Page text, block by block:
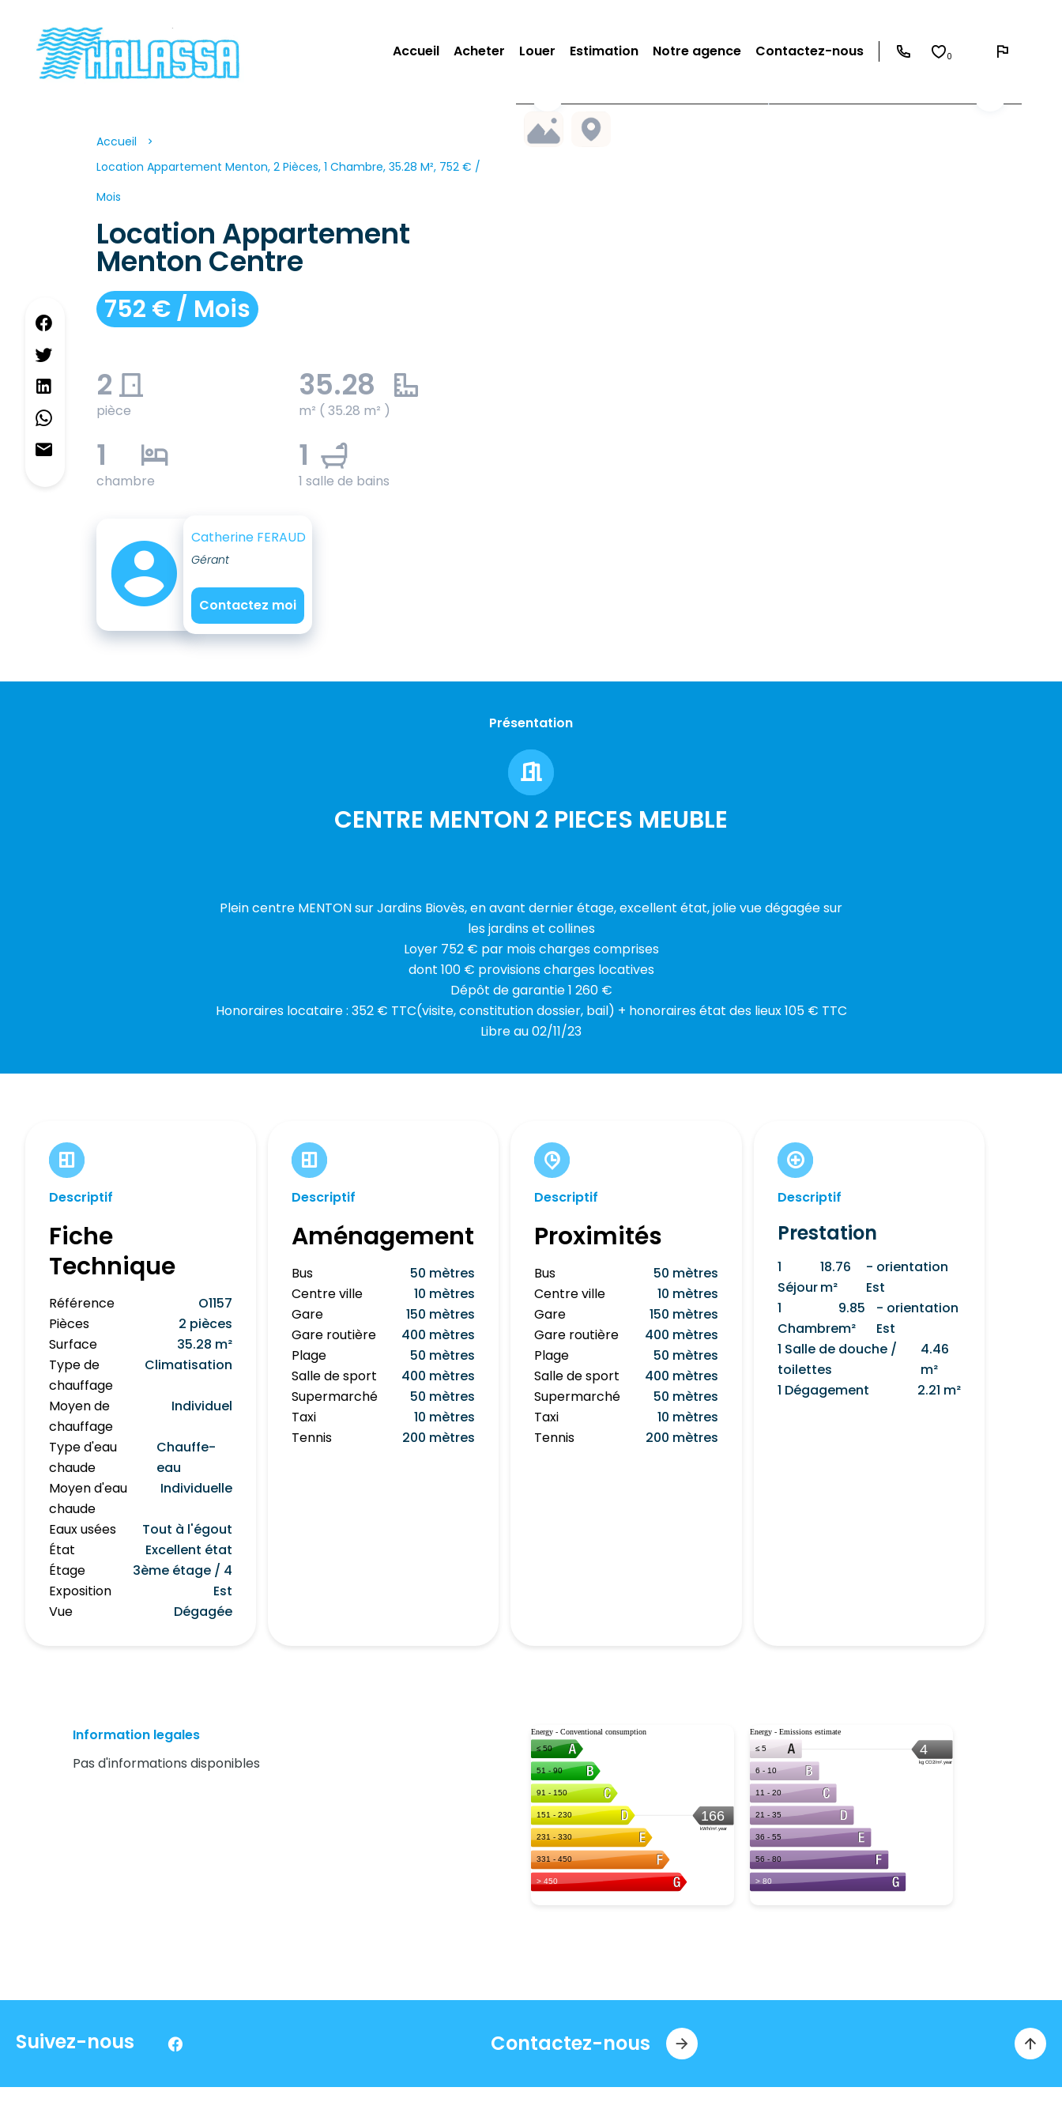
Accueil Acheter Louer Estimation Notre agence Contactez-nous 0
Accueil
Location Appartement Menton, 2 Pièces, 1 Chambre, 35.28 M², 752 € /
Mois
Location Appartement
Menton Centre
752 € / Mois
2
pièce
35.28
m² ( 35.28 m² )
1
chambre
1
1 salle de bains
Catherine FERAUD
Gérant
Contactez moi
Présentation
CENTRE MENTON 2 PIECES MEUBLE
Plein centre MENTON sur Jardins Biovès, en avant dernier étage, excellent état, jolie vue dégagée sur
les jardins et collines
Loyer 752 € par mois charges comprises
dont 100 € provisions charges locatives
Dépôt de garantie 1 260 €
Honoraires locataire : 352 € TTC(visite, constitution dossier, bail) + honoraires état des lieux 105 € TTC
Libre au 02/11/23
Descriptif
Fiche
Technique
Référence
O1157
Pièces
2 pièces
Surface
35.28 m²
Type de
chauffage
Climatisation
Moyen de
chauffage
Individuel
Type d'eau
chaude
Chauffe-
eau
Moyen d'eau
chaude
Individuelle
Eaux usées
Tout à l'égout
État
Excellent état
Étage
3ème étage / 4
Exposition
Est
Vue
Dégagée
Descriptif
Aménagement
Bus
50 mètres
Centre ville
10 mètres
Gare
150 mètres
Gare routière
400 mètres
Plage
50 mètres
Salle de sport
400 mètres
Supermarché
50 mètres
Taxi
10 mètres
Tennis
200 mètres
Descriptif
Proximités
Bus
50 mètres
Centre ville
10 mètres
Gare
150 mètres
Gare routière
400 mètres
Plage
50 mètres
Salle de sport
400 mètres
Supermarché
50 mètres
Taxi
10 mètres
Tennis
200 mètres
Descriptif
Prestation
1
Séjour
18.76
m²
- orientation
Est
1
Chambre
9.85
m²
- orientation
Est
1 Salle de douche /
toilettes
4.46
m²
1 Dégagement
2.21 m²
Information legales
Pas d'informations disponibles
Suivez-nous Contactez-nous